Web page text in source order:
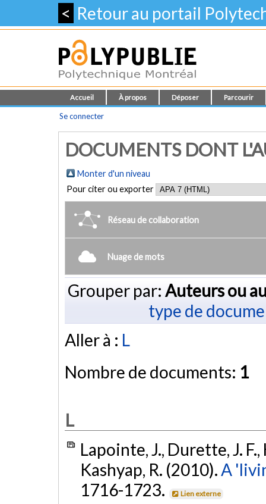
< Retour au portail
Accueil À propos Déposer Parcourir
Se connecter
DOCUMENTS DONT
Monter d'un niveau
Pour citer ou exporter
Réseau de collaboration
Nuage de mots
Grouper par: Auteurs ou
type de
Aller à : L
Nombre de documents: 1
L
Lapointe, J., Durette, J. F.,
Kashyap, R. (2010).A
1716-1723.
Lien externe